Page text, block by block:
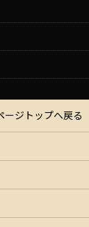
ージトップへ戻る